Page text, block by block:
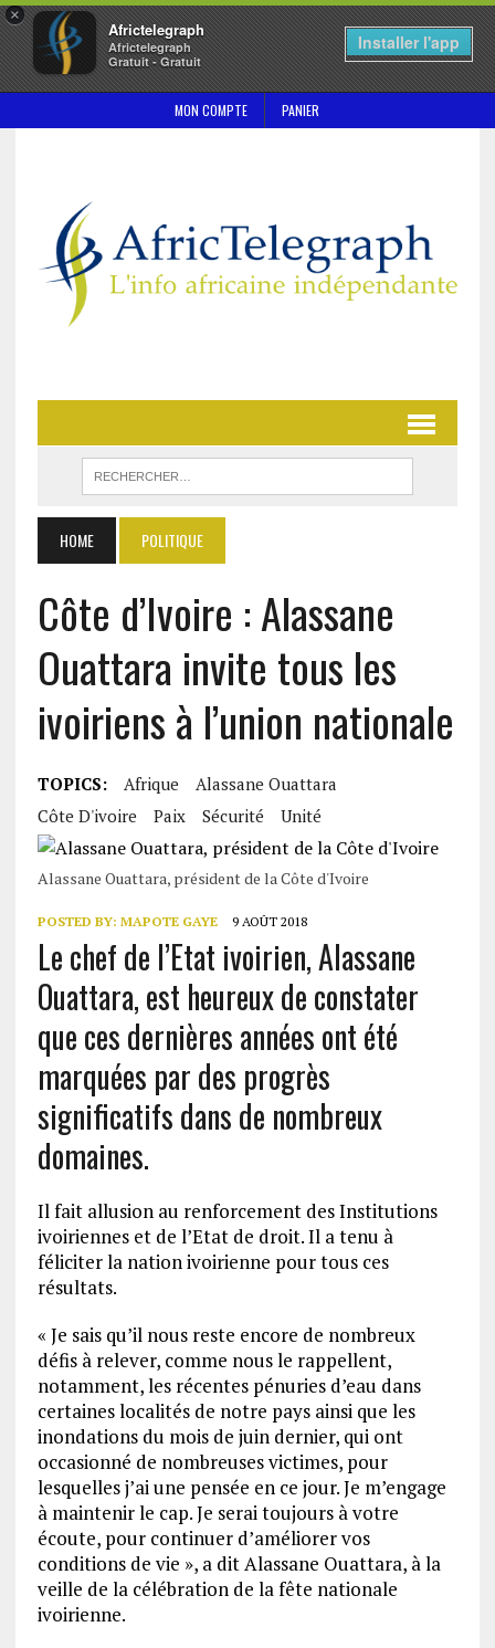
×
Africtelegraph
Africtelegraph
Gratuit - Gratuit
Installer l'app
MON COMPTE PANIER
HOME POLITIQUE
Côte d’Ivoire : Alassane
Ouattara invite tous les
ivoiriens à l’union nationale
TOPICS: Afrique
Alassane Ouattara
Côte D'ivoire
Paix Sécurité Unité
Alassane Ouattara, président de la Côte d'Ivoire
POSTED BY: MAPOTE GAYE 9 AOÛT 2018
Le chef de l’Etat ivoirien, Alassane
Ouattara, est heureux de constater
que ces dernières années ont été
marquées par des progrès
significatifs dans de nombreux
domaines.
Il fait allusion au renforcement des Institutions
ivoiriennes et de l’Etat de droit. Il a tenu à
féliciter la nation ivoirienne pour tous ces
résultats.
« Je sais qu’il nous reste encore de nombreux
défis à relever, comme nous le rappellent,
notamment, les récentes pénuries d’eau dans
certaines localités de notre pays ainsi que les
inondations du mois de juin dernier, qui ont
occasionné de nombreuses victimes, pour
lesquelles j’ai une pensée en ce jour. Je m’engage
à maintenir le cap. Je serai toujours à votre
écoute, pour continuer d’améliorer vos
conditions de vie », a dit Alassane Ouattara, à la
veille de la célébration de la fête nationale
ivoirienne.